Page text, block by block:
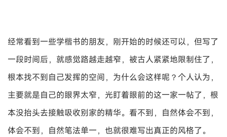
经常看到一些学楷书的朋友，刚开始的时候还可以，但写了
一段时间后，就感觉路越走越窄，被古人紧紧地限制住了，
根本找不到自己发挥的空间，为什么会这样呢？个人认为，
主要就是自己的眼界太窄，光盯着眼前的这一家一帖了，根
本没抬头去接触吸收别家的精华。看不到，自然体会不到，
体会不到，自然笔法单一，也就很难写出真正的风格了。